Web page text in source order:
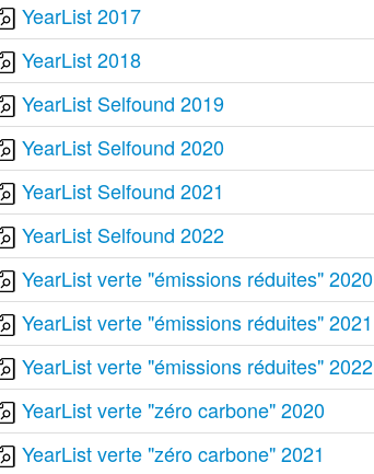
YearList 2017
YearList 2018
YearList Selfound 2019
YearList Selfound 2020
YearList Selfound 2021
YearList Selfound 2022
YearList verte "émissions réduites" 2020
YearList verte "émissions réduites" 2021
YearList verte "émissions réduites" 2022
YearList verte "zéro carbone" 2020
YearList verte "zéro carbone" 2021